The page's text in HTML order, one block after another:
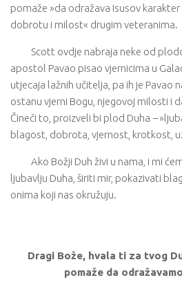
pomaže »da odražava Isusov
dobrotu i milost« drugim veteranima.
Scott ovdje nabraja neke od
apostol Pavao pisao vjernicima u
utjecaja lažnih učitelja, pa ih je Pavao
ostanu vjerni Bogu, njegovoj milosti i
Čineći to, proizveli bi plod Duha –
blagost, dobrota, vjernost, krotkost,
Ako Božji Duh živi u nama, i mi
ljubavlju Duha, širiti mir, pokazivati
onima koji nas okružuju.
Dragi Bože, hvala ti za tvog
pomaže da